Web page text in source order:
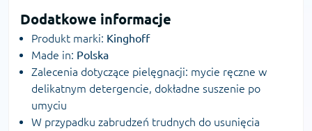
Dodatkowe informacje
Produkt marki: Kinghoff
Made in: Polska
Zalecenia dotyczące pielęgnacji: mycie ręczne w
delikatnym detergencie, dokładne suszenie po
umyciu
W przypadku zabrudzeń trudnych do usunięcia